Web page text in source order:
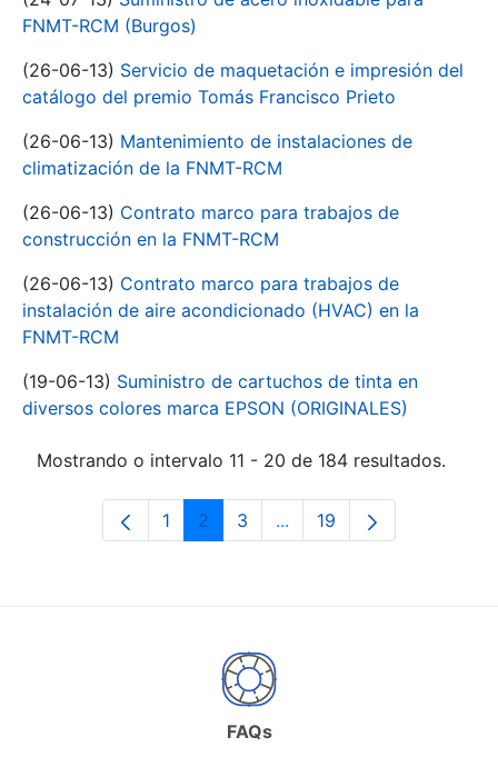
FNMT-RCM (Burgos)
(26-06-13) Servicio de maquetación e impresión del
catálogo del premio Tomás Francisco Prieto
(26-06-13) Mantenimiento de instalaciones de
climatización de la FNMT-RCM
(26-06-13) Contrato marco para trabajos de
construcción en la FNMT-RCM
(26-06-13) Contrato marco para trabajos de
instalación de aire acondicionado (HVAC) en la
FNMT-RCM
(19-06-13) Suministro de cartuchos de tinta en
diversos colores marca EPSON (ORIGINALES)
Mostrando o intervalo 11 - 20 de 184 resultados.
Páxina
1 Páxina
2 Páxina
3 ...Páxinas intermedias Use
Páxina
19
FAQs